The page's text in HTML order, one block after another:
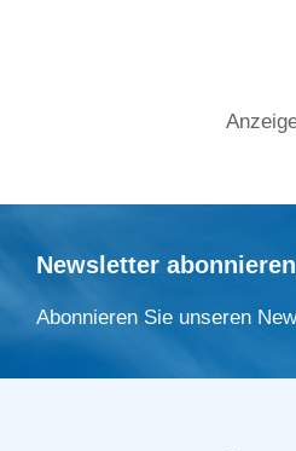
Newsletter abonnieren
Abonnieren Sie unseren